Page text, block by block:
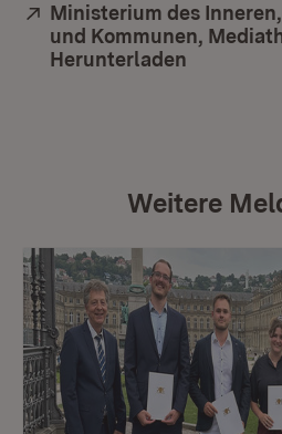
Extern:
Ministerium des
und Kommunen,
Herunterladen
Weitere